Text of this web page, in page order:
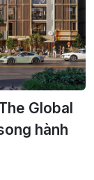
Global
hành